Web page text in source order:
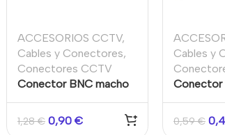
ACCESORIOS CCTV,
Cables y Conectores,
Conectores CCTV
Conector BNC macho
1,28€ 0,90 €
Cables y
Conector
0,59€